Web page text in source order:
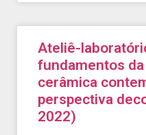
Ateliê-
fundamentos
cerâmica
perspectiva
2022)